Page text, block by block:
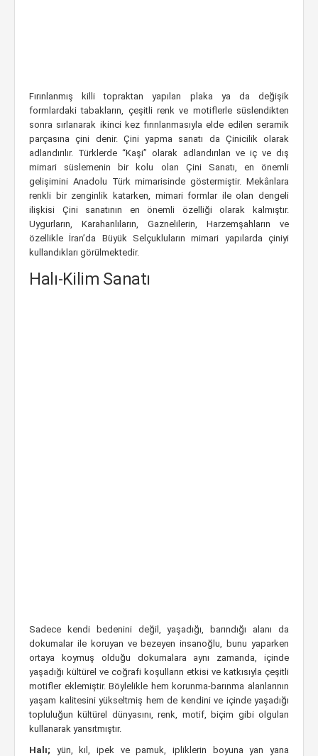
Fırınlanmış killi topraktan yapılan plaka ya da değişik
formlardaki tabakların, çeşitli renk ve motiflerle süslendikten
sonra sırlanarak ikinci kez fırınlanmasıyla elde edilen seramik
parçasına çini denir. Çini yapma sanatı da Çinicilik olarak
adlandırılır. Türklerde “Kaşi” olarak adlandırılan ve iç ve dış
mimari süslemenin bir kolu olan Çini Sanatı, en önemli
gelişimini Anadolu Türk mimarisinde göstermiştir. Mekânlara
renkli bir zenginlik katarken, mimari formlar ile olan dengeli
ilişkisi Çini sanatının en önemli özelliği olarak kalmıştır.
Uygurların, Karahanlıların, Gaznelilerin, Harzemşahların ve
özellikle İran’da Büyük Selçukluların mimari yapılarda çiniyi
kullandıkları görülmektedir.
Halı-Kilim Sanatı
Sadece kendi bedenini değil, yaşadığı, barındığı alanı da
dokumalar ile koruyan ve bezeyen insanoğlu, bunu yaparken
ortaya koymuş olduğu dokumalara aynı zamanda, içinde
yaşadığı kültürel ve coğrafi koşulların etkisi ve katkısıyla çeşitli
motifler eklemiştir. Böylelikle hem korunma-barınma alanlarının
yaşam kalitesini yükseltmiş hem de kendini ve içinde yaşadığı
topluluğun kültürel dünyasını, renk, motif, biçim gibi olguları
kullanarak yansıtmıştır.
Halı; yün, kıl, ipek ve pamuk, ipliklerin boyuna yan yana